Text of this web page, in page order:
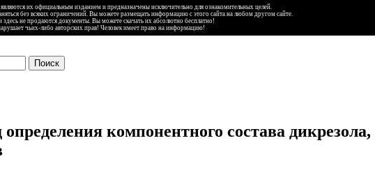
их официальным изданием и предназначены исключительно для ознакомительных целей.
без всяких ограничений. Вы можете размещать информацию с этого сайта на любом другом сайте.
здесь не продаются документы. Вы можете скачать их абсолютно бесплатно!
чьих-либо авторских прав! Человек имеет право на информацию!
компонентного состава дикрезола,